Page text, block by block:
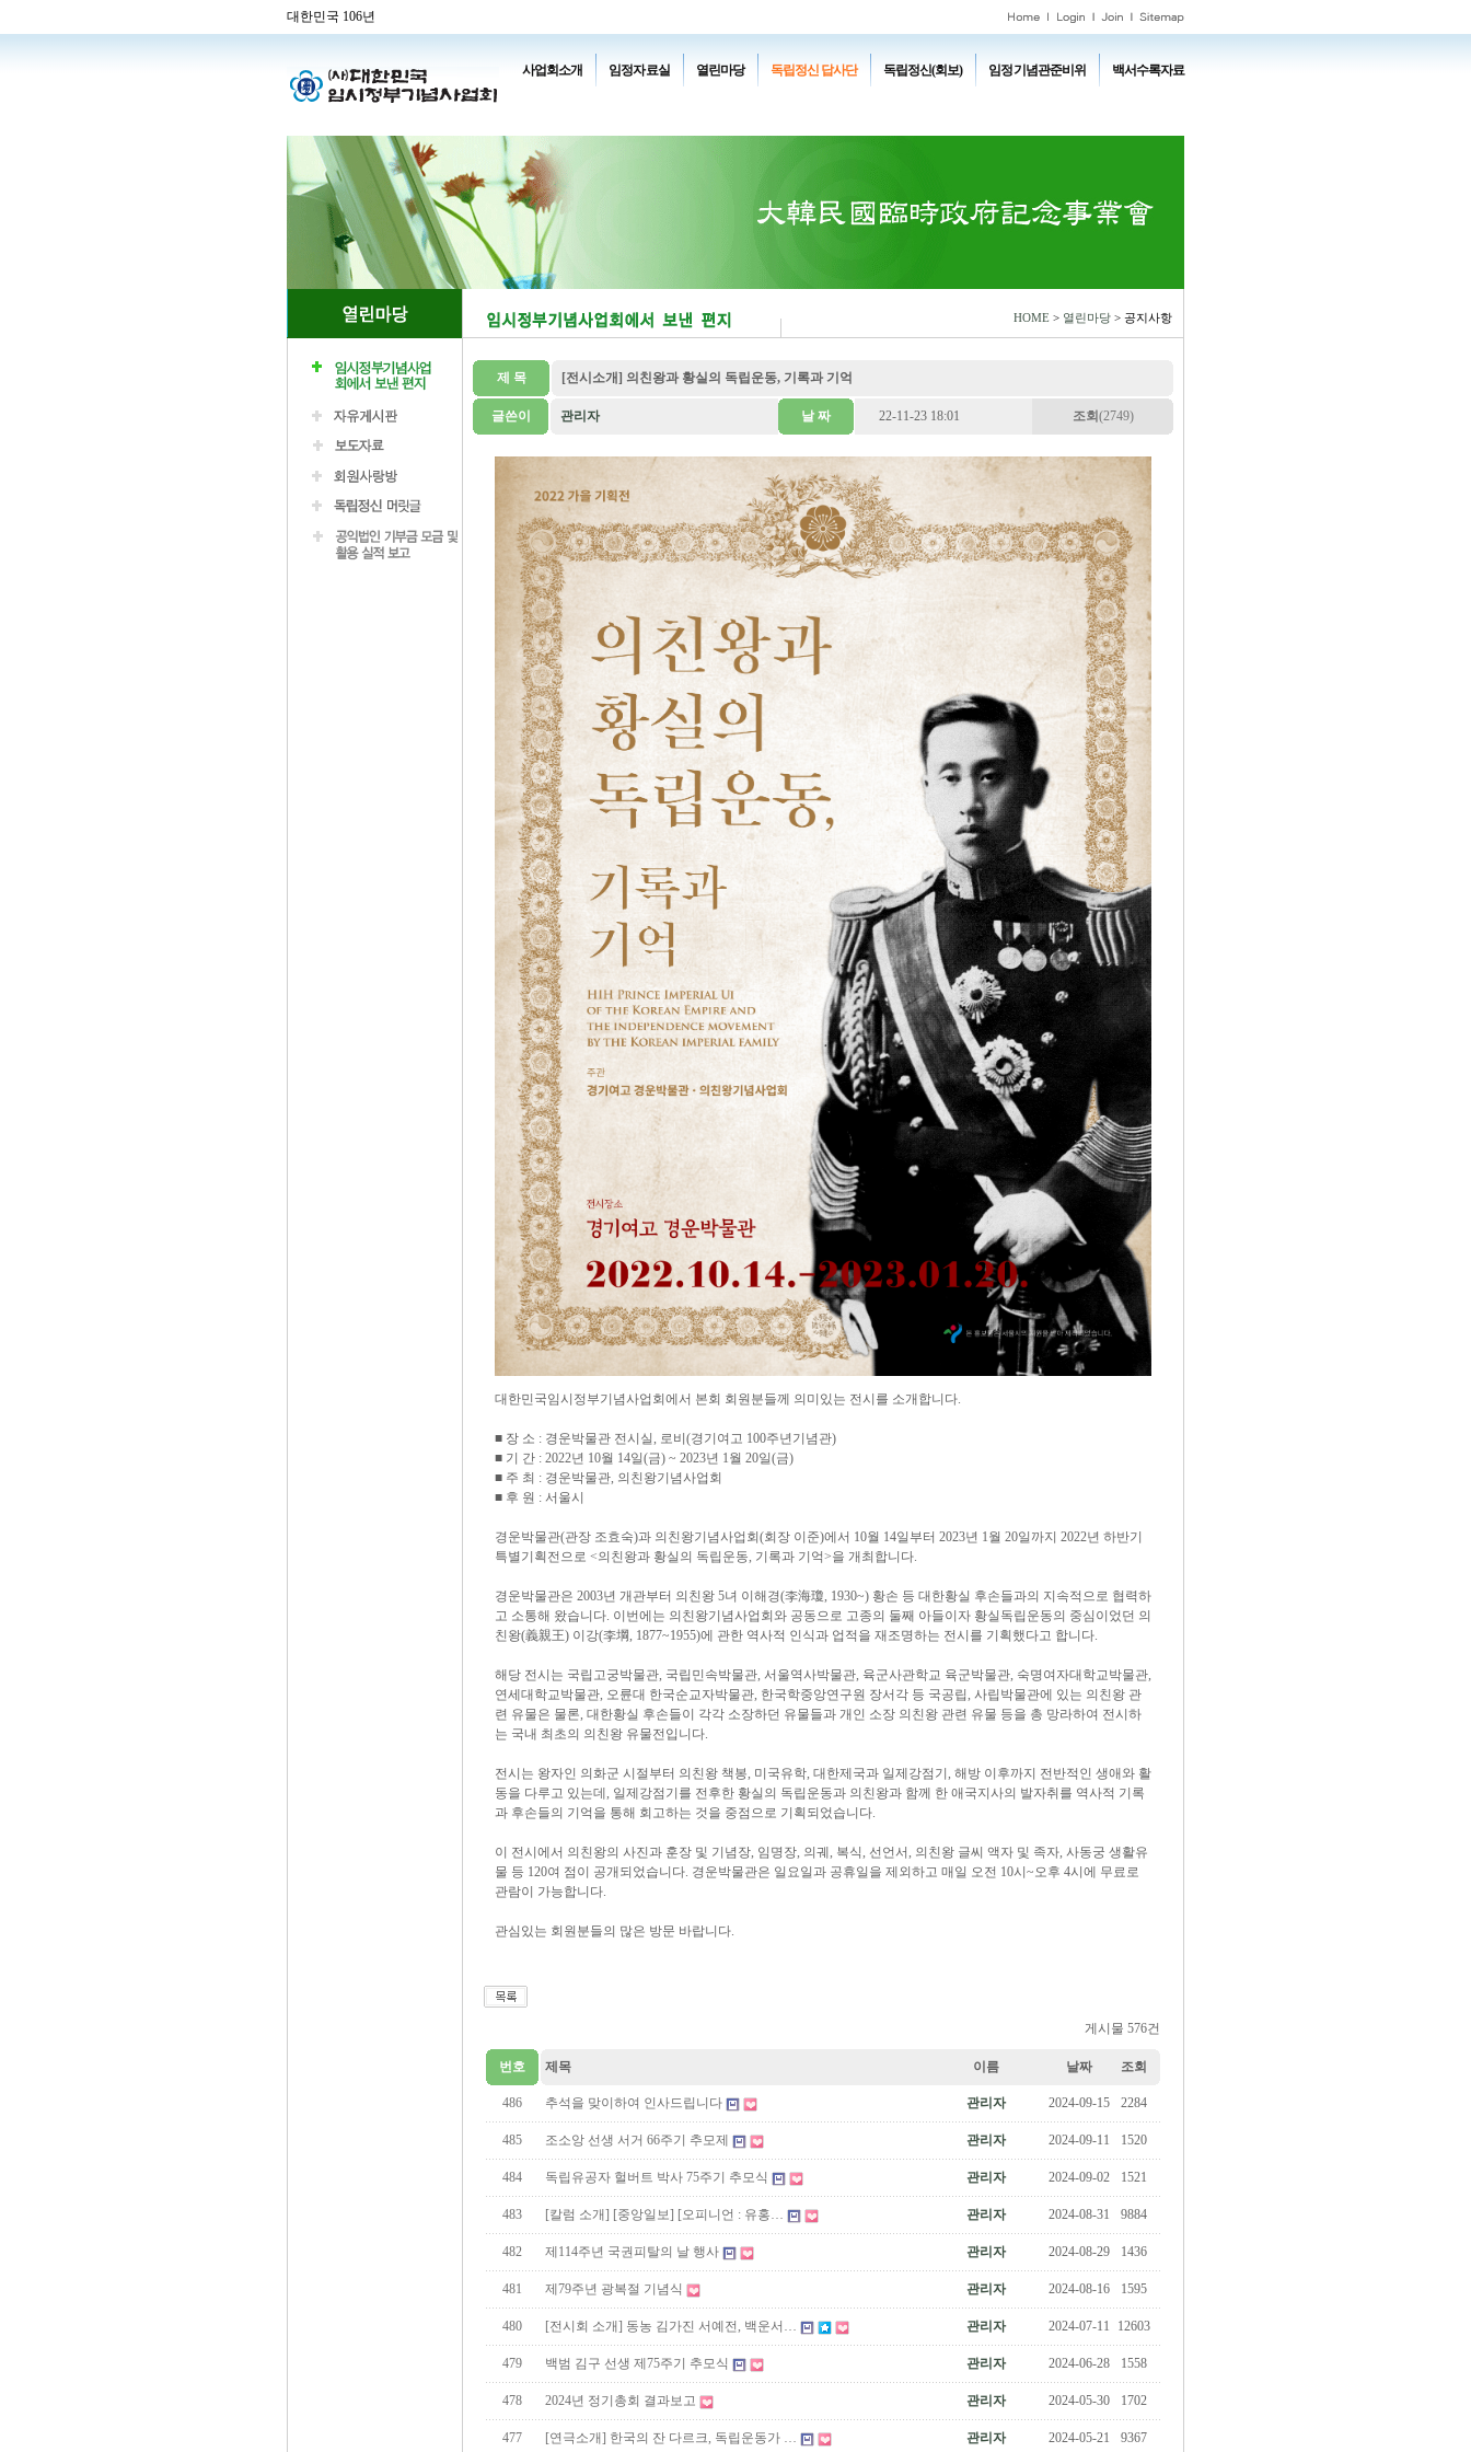
대한민국 106년
사업회소개 임정자료실 열린마당 독립정신 답사단 독립정신(회보) 임정기념관준비위 백서수록자료
HOME > 열린마당 > 공지사항
제 목 [전시소개] 의친왕과 황실의 독립운동, 기록과 기억
글쓴이 관리자 날 짜 22-11-23 18:01 조회 (2749)
대한민국임시정부기념사업회에서 본회 회원분들께 의미있는 전시를 소개합니다.
■ 장 소 : 경운박물관 전시실, 로비(경기여고 100주년기념관)
■ 기 간 : 2022년 10월 14일(금) ~ 2023년 1월 20일(금)
■ 주 최 : 경운박물관, 의친왕기념사업회
■ 후 원 : 서울시
경운박물관(관장 조효숙)과 의친왕기념사업회(회장 이준)에서 10월 14일부터 2023년 1월 20일까지 2022년 하반기
특별기획전으로 <의친왕과 황실의 독립운동, 기록과 기억>을 개최합니다.
경운박물관은 2003년 개관부터 의친왕 5녀 이해경(李海瓊, 1930~) 황손 등 대한황실 후손들과의 지속적으로 협력하
고 소통해 왔습니다. 이번에는 의친왕기념사업회와 공동으로 고종의 둘째 아들이자 황실독립운동의 중심이었던 의
친왕(義親王) 이강(李堈, 1877~1955)에 관한 역사적 인식과 업적을 재조명하는 전시를 기획했다고 합니다.
해당 전시는 국립고궁박물관, 국립민속박물관, 서울역사박물관, 육군사관학교 육군박물관, 숙명여자대학교박물관,
연세대학교박물관, 오륜대 한국순교자박물관, 한국학중앙연구원 장서각 등 국공립, 사립박물관에 있는 의친왕 관
련 유물은 물론, 대한황실 후손들이 각각 소장하던 유물들과 개인 소장 의친왕 관련 유물 등을 총 망라하여 전시하
는 국내 최초의 의친왕 유물전입니다.
전시는 왕자인 의화군 시절부터 의친왕 책봉, 미국유학, 대한제국과 일제강점기, 해방 이후까지 전반적인 생애와 활
동을 다루고 있는데, 일제강점기를 전후한 황실의 독립운동과 의친왕과 함께 한 애국지사의 발자취를 역사적 기록
과 후손들의 기억을 통해 회고하는 것을 중점으로 기획되었습니다.
이 전시에서 의친왕의 사진과 훈장 및 기념장, 임명장, 의궤, 복식, 선언서, 의친왕 글씨 액자 및 족자, 사동궁 생활유
물 등 120여 점이 공개되었습니다. 경운박물관은 일요일과 공휴일을 제외하고 매일 오전 10시~오후 4시에 무료로
관람이 가능합니다.
관심있는 회원분들의 많은 방문 바랍니다.
게시물 576건
번호 제목 이름 날짜 조회
486 추석을 맞이하여 인사드립니다 관리자 2024-09-15 2284
485 조소앙 선생 서거 66주기 추모제 관리자 2024-09-11 1520
484 독립유공자 헐버트 박사 75주기 추모식 관리자 2024-09-02 1521
483 [칼럼 소개] [중앙일보] [오피니언 : 유홍… 관리자 2024-08-31 9884
482 제114주년 국권피탈의 날 행사 관리자 2024-08-29 1436
481 제79주년 광복절 기념식 관리자 2024-08-16 1595
480 [전시회 소개] 동농 김가진 서예전, 백운서… 관리자 2024-07-11 12603
479 백범 김구 선생 제75주기 추모식 관리자 2024-06-28 1558
478 2024년 정기총회 결과보고 관리자 2024-05-30 1702
477 [연극소개] 한국의 잔 다르크, 독립운동가 … 관리자 2024-05-21 9367